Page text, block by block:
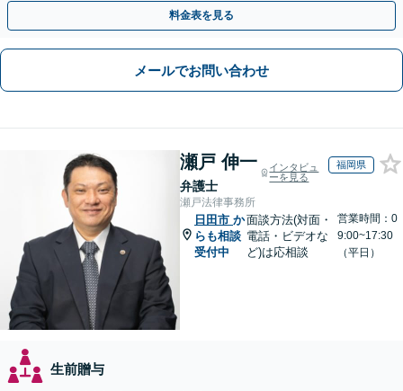
料金表を見る
メールでお問い合わせ
瀬戸 伸一
弁護士
インタビュ
ーを見る
福岡県
瀬戸法律事務所
日田市 か
らも相談
受付中
面談方法(対面・
電話・ビデオな
ど)は応相談
営業時間：0
9:00~17:30
（平日）
生前贈与